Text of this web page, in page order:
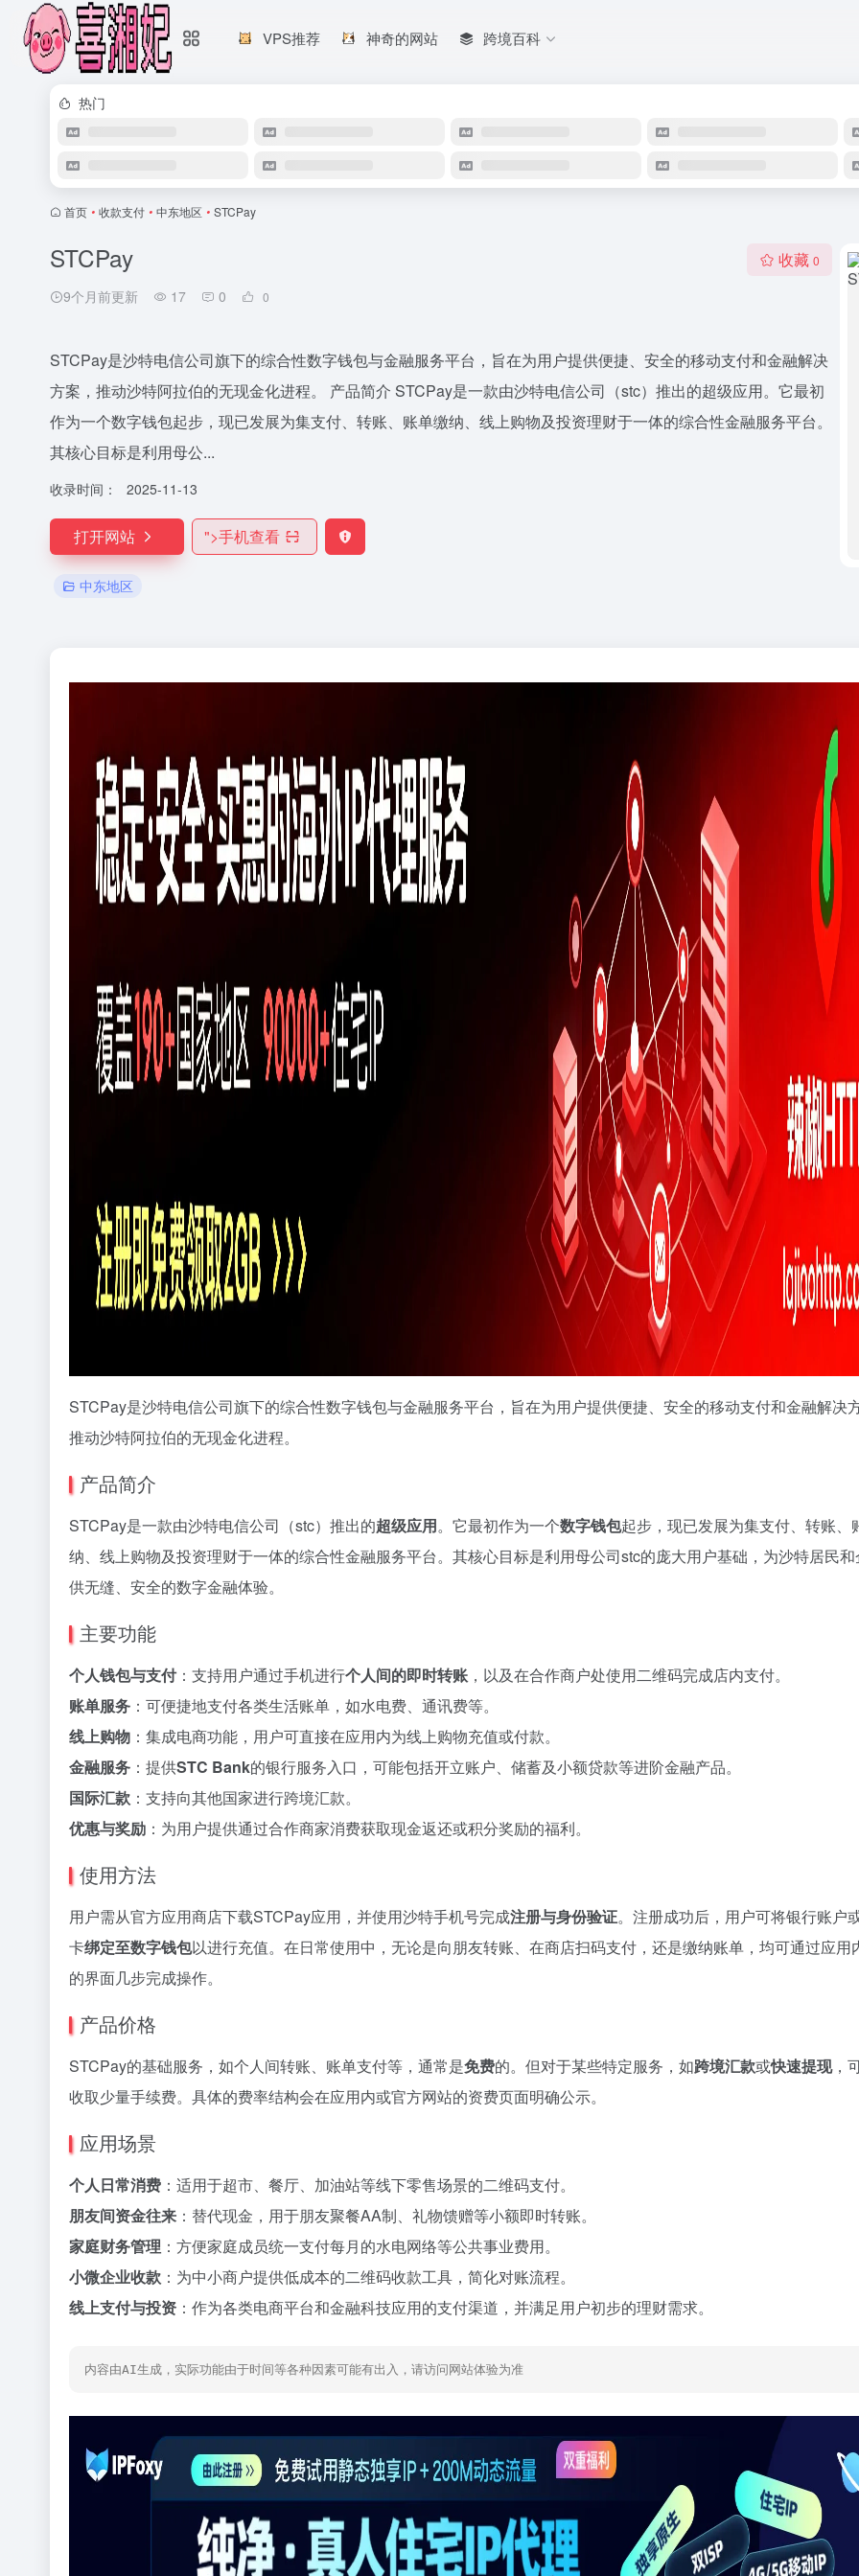
VPS推荐 神奇的网站 跨境百科
热门
首页 • 收款支付 • 中东地区 • STCPay
STCPay
9个月前更新 17 0 0
收藏 0
STCPay是沙特电信公司旗下的综合性数字钱包与金融服务平台，旨在为用户提供便捷、安全的移动支付和金融解决
方案，推动沙特阿拉伯的无现金化进程。 产品简介 STCPay是一款由沙特电信公司（stc）推出的超级应用。它最初
作为一个数字钱包起步，现已发展为集支付、转账、账单缴纳、线上购物及投资理财于一体的综合性金融服务平台。
其核心目标是利用母公...
收录时间： 2025-11-13
打开网站 ">手机查看
中东地区
STCPay是沙特电信公司旗下的综合性数字钱包与金融服务平台，旨在为用户提供便捷、安全的移动支付和金融解决
推动沙特阿拉伯的无现金化进程。
产品简介
STCPay是一款由沙特电信公司（stc）推出的超级应用。它最初作为一个数字钱包起步，现已发展为集支付、转账、
纳、线上购物及投资理财于一体的综合性金融服务平台。其核心目标是利用母公司stc的庞大用户基础，为沙特居民
供无缝、安全的数字金融体验。
主要功能
个人钱包与支付：支持用户通过手机进行个人间的即时转账 ，以及在合作商户处使用二维码完成店内支付。
账单服务 ：可便捷地支付各类生活账单，如水电费、通讯费等。
线上购物 ：集成电商功能，用户可直接在应用内为线上购物充值或付款。
金融服务 ：提供STC Bank的银行服务入口，可能包括开立账户、储蓄及小额贷款等进阶金融产品。
国际汇款 ：支持向其他国家进行跨境汇款。
优惠与奖励 ：为用户提供通过合作商家消费获取现金返还或积分奖励的福利。
使用方法
用户需从官方应用商店下载STCPay应用，并使用沙特手机号完成注册与身份验证。注册成功后，用户可将银行账户
卡绑定至数字钱包以进行充值。在日常使用中，无论是向朋友转账、在商店扫码支付，还是缴纳账单，均可通过应用
的界面几步完成操作。
产品价格
STCPay的基础服务，如个人间转账、账单支付等，通常是免费的。但对于某些特定服务，如跨境汇款或快速提现，
收取少量手续费。具体的费率结构会在应用内或官方网站的资费页面明确公示。
应用场景
个人日常消费 ：适用于超市、餐厅、加油站等线下零售场景的二维码支付。
朋友间资金往来 ：替代现金，用于朋友聚餐AA制、礼物馈赠等小额即时转账。
家庭财务管理 ：方便家庭成员统一支付每月的水电网络等公共事业费用。
小微企业收款 ：为中小商户提供低成本的二维码收款工具，简化对账流程。
线上支付与投资 ：作为各类电商平台和金融科技应用的支付渠道，并满足用户初步的理财需求。
内容由AI生成，实际功能由于时间等各种因素可能有出入，请访问网站体验为准